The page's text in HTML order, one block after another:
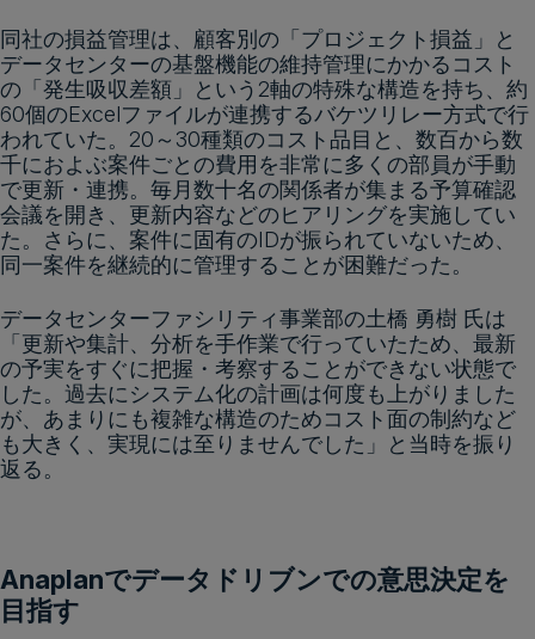
同社の損益管理は、顧客別の「プロジェクト損益」と
データセンターの基盤機能の維持管理にかかるコスト
の「発生吸収差額」という2軸の特殊な構造を持ち、約
60個のExcelファイルが連携するバケツリレー方式で行
われていた。20～30種類のコスト品目と、数百から数
千におよぶ案件ごとの費用を非常に多くの部員が手動
で更新・連携。毎月数十名の関係者が集まる予算確認
会議を開き、更新内容などのヒアリングを実施してい
た。さらに、案件に固有のIDが振られていないため、
同一案件を継続的に管理することが困難だった。
データセンターファシリティ事業部の土橋 勇樹 氏は
「更新や集計、分析を手作業で行っていたため、最新
の予実をすぐに把握・考察することができない状態で
した。過去にシステム化の計画は何度も上がりました
が、あまりにも複雑な構造のためコスト面の制約など
も大きく、実現には至りませんでした」と当時を振り
返る。
Anaplanでデータドリブンでの意思決定を
目指す